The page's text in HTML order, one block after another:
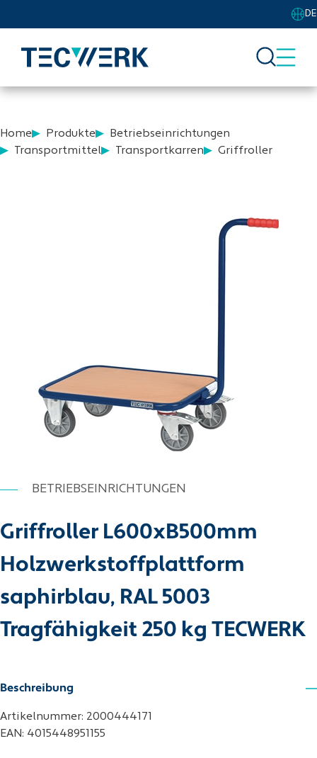
DE
Home Produkte
Betriebseinrichtungen
Transportmittel
Transportkarren Griffroller
BETRIEBSEINRICHTUNGEN
Griffroller L600xB500mm
Holzwerkstoffplattform
saphirblau, RAL 5003
Tragfähigkeit 250 kg TECWERK
Beschreibung
Artikelnummer: 2000444171
EAN: 4015448951155